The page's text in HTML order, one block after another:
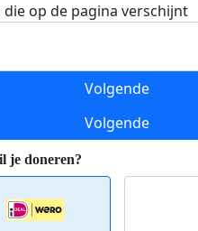
die op de pagina verschijnt
Volgende
Volgende